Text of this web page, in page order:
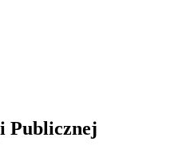
Publicznej